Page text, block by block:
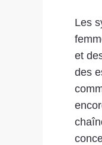
Les
et
des